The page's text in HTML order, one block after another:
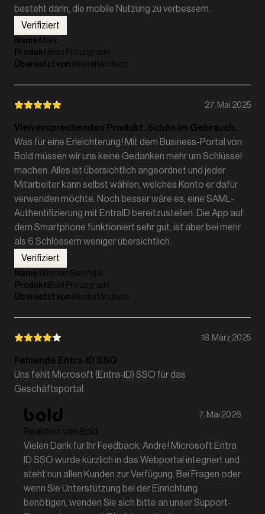
besteht darin, die mobile Nutzung zu verbessern.
Verifiziert
Name:Marc
Produkt:Bold Pro upgrade
Übersetzt von: Niederländisch
27. Mai 2025
Vielversprechendes Produkt. Schön im Gebrauch.
Was für eine Erleichterung! Mit dem Business-Portal von
Bold müssen wir uns keine Gedanken mehr um Schlüssel
machen. Alles ist übersichtlich angeordnet und jeder
Mitarbeiter kann selbst wählen, welches Konto er dafür
verwenden möchte. Noch besser wäre es, eine SAML-
Authentifizierung mit EntraID bereitzustellen. Die App auf
dem Smartphone funktioniert sehr gut, ist aber bei mehr
als 6 Schlössern weniger übersichtlich.
Verifiziert
Name:Wim van Sprundel
Produkt:Bold Pro upgrade
Übersetzt von: Niederländisch
18. März 2025
Fehlende Entra-ID SSO
Uns fehlt Microsoft (Entra-ID) SSO für das
Geschäftsportal.
7. Mai 2026
Reaktion von Bold
Vielen Dank für Ihr Feedback, Andre! Microsoft Entra
ID SSO wurde kürzlich in das Webportal integriert und
steht nun allen Kunden zur Verfügung. Bei Fragen oder
wenn Sie Unterstützung bei der Einrichtung
benötigen, wenden Sie sich bitte an unser Support-